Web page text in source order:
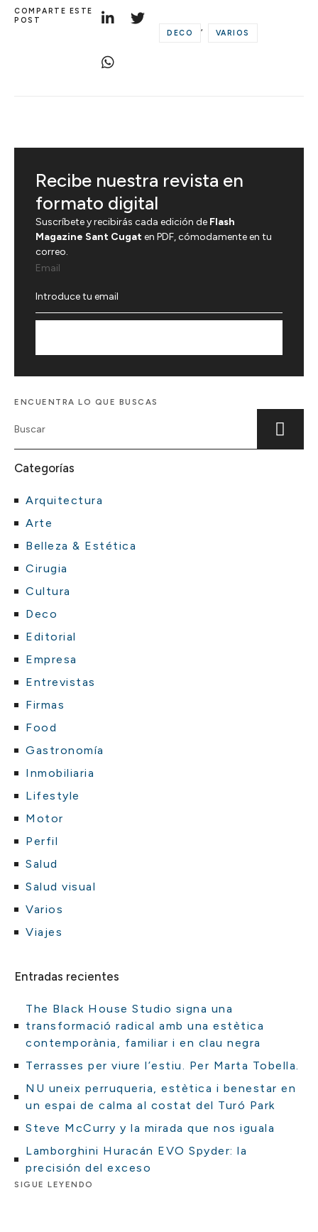
COMPARTE ESTE
POST
DECO
,
VARIOS
Recibe nuestra revista en
formato digital
Suscríbete y recibirás cada edición de Flash
Magazine Sant Cugaten PDF, cómodamente en tu
correo.
Email
ENCUENTRA LO QUE BUSCAS
Categorías
Arquitectura
Arte
Belleza & Estética
Cirugia
Cultura
Deco
Editorial
Empresa
Entrevistas
Firmas
Food
Gastronomía
Inmobiliaria
Lifestyle
Motor
Perfil
Salud
Salud visual
Varios
Viajes
Entradas recientes
The Black House Studio signa una
transformació radical amb una estètica
contemporània, familiar i en clau negra
Terrasses per viure l’estiu. Per Marta Tobella.
NU uneix perruqueria, estètica i benestar en
un espai de calma al costat del Turó Park
Steve McCurry y la mirada que nos iguala
Lamborghini Huracán EVO Spyder: la
precisión del exceso
SIGUE LEYENDO